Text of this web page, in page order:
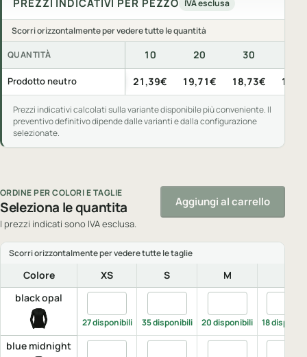
IVA esclusa
Scorri orizzontalmente per vedere tutte le quantità
Prezzi indicativi per pezzo, IVA esclusa, per quantità di
QUANTITÀ 10 20 30
Prodotto neutro 21,39€ 19,71€ 18,73€
Prezzi indicativi calcolati sulla variante disponibile più conveniente. Il
preventivo definitivo dipende dalle varianti e dalla configurazione
selezionate.
ORDINE PER COLORI E TAGLIE
Seleziona le quantita
I prezzi indicati sono IVA esclusa.
Aggiungi al carrello
Colore XS S M
black opal
Quantita black opal, XS
27 disponibili
Quantita black opal, S
35 disponibili
Quantita black
20 disponibili 18
blue midnight Quantita blue midnight, XS
Quantita blue midnight, S
Quantita blue